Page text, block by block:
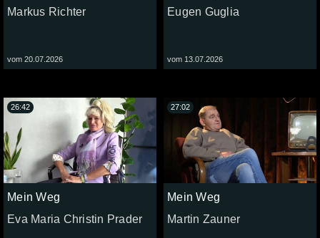
Markus Richter
vom 20.07.2026
Eugen Guglia
vom 13.07.2026
Mein Weg
Eva Maria Christin Prader
26:42
Mein Weg
Martin Zauner
27:02